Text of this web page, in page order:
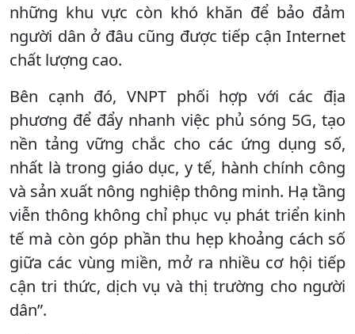
những khu vực còn khó khăn để bảo đảm
người dân ở đâu cũng được tiếp cận Internet
chất lượng cao.
Bên cạnh đó, VNPT phối hợp với các địa
phương để đẩy nhanh việc phủ sóng 5G, tạo
nền tảng vững chắc cho các ứng dụng số,
nhất là trong giáo dục, y tế, hành chính công
và sản xuất nông nghiệp thông minh. Hạ tầng
viễn thông không chỉ phục vụ phát triển kinh
tế mà còn góp phần thu hẹp khoảng cách số
giữa các vùng miền, mở ra nhiều cơ hội tiếp
cận tri thức, dịch vụ và thị trường cho người
dân”.